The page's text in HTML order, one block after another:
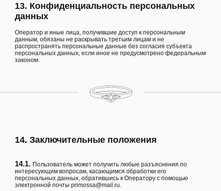
13. Конфиденциальность персональных
данных
Оператор и иные лица, получившие доступ к персональным
данным, обязаны не раскрывать третьим лицам и не
распространять персональные данные без согласия субъекта
персональных данных, если иное не предусмотрено федеральным
законом.
14. Заключительные положения
14.1. Пользователь может получить любые разъяснения по
интересующим вопросам, касающимся обработки его
персональных данных, обратившись к Оператору с помощью
электронной почты primossa@mail.ru.